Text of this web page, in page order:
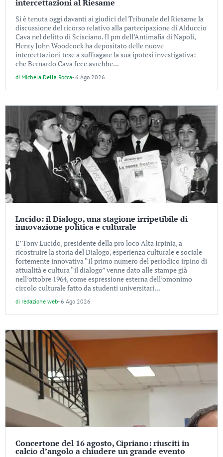
intercettazioni al Riesame
Si è tenuta oggi davanti ai giudici del Tribunale del Riesame la
discussione del ricorso relativo alla partecipazione di Alduccio
Cava nel delitto di Scisciano. Il pm dell’Antimafia di Napoli,
Henry John Woodcock ha depositato delle nuove
intercettazioni tese a suffragare la sua ipotesi investigativa:
che Bernardo Cava fece avrebbe...
di Michela Della Rocca-6 Ago 2026
Lucido: il Dialogo, una stagione irripetibile di
innovazione politica e culturale
E’ Tony Lucido, presidente della pro loco Alta Irpinia, a
ricostruire la storia del Dialogo, esperienza culturale e sociale
fortemente innovativa “Il primo numero del periodico irpino di
attualità e cultura “il dialogo” venne dato alle stampe già
nell’ottobre 1964, come espressione esterna dell’omonimo
circolo culturale fatto da studenti universitari...
di redazione web-6 Ago 2026
Concertone del 16 agosto, Cipriano: riusciti in
calcio d’angolo a chiudere un grande evento